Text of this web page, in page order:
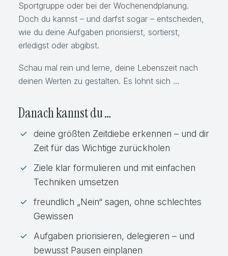
Sportgruppe oder bei der Wochenendplanung.
Doch du kannst – und darfst sogar – entscheiden,
wie du deine Aufgaben priorisierst, sortierst,
erledigst oder abgibst.
Schau mal rein und lerne, deine Lebenszeit nach
deinen Werten zu gestalten. Es lohnt sich …
Danach kannst du …
deine größten Zeitdiebe erkennen – und dir
Zeit für das Wichtige zurückholen
Ziele klar formulieren und mit einfachen
Techniken umsetzen
freundlich „Nein“ sagen, ohne schlechtes
Gewissen
Aufgaben priorisieren, delegieren – und
bewusst Pausen einplanen